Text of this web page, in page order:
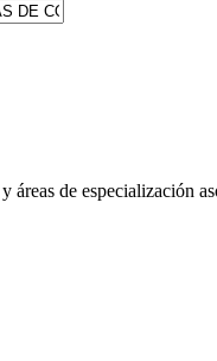
áreas de especialización